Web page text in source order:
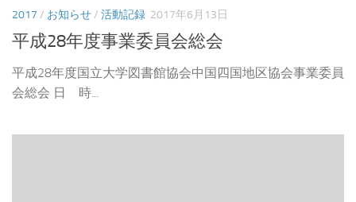
2017 / お知らせ/ 活動記録 2017年6月13日
平成28年度事業委員会総会
平成28年度国立大学図書館協会中国四国地区協会事業委員
会総会 日 時...